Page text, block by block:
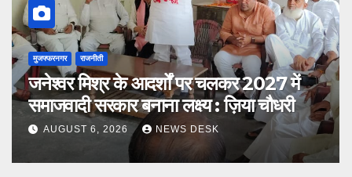
पर चलकर 2027 में
लक्ष्य : ज़िया चौधरी
NEWS DESK
उत्तर प्रदेश मुजफ्फरनगर राजनीती
भूख हड़ताल के सातवें
प्रतिनिधिमंडल ने
निष्पक्ष जांच की मांग
AUGUST 6, 2026